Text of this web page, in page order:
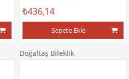
₺436,14
Sepete Ekle
Doğaltaş Bileklik